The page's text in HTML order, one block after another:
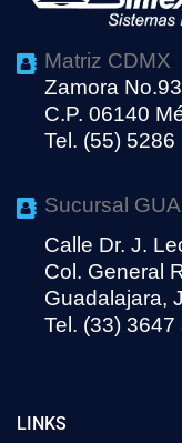
Matriz CDMX
Zamora
C.P. 06140
Tel. (55) 5286
Sucursal
Calle Dr. J.
Col. General
Guadalajara,
Tel. (33) 3647
LINKS